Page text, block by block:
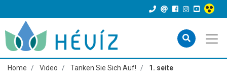
Home Video Tanken Sie Sich Auf! 1. seite